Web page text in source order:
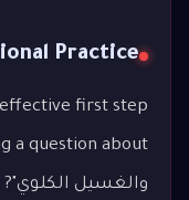
Practice
first step
والغسيل الكلوي"?